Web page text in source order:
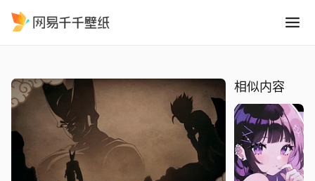
相似内容